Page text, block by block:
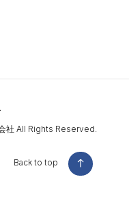
社 All Rights Reserved.
Back to top